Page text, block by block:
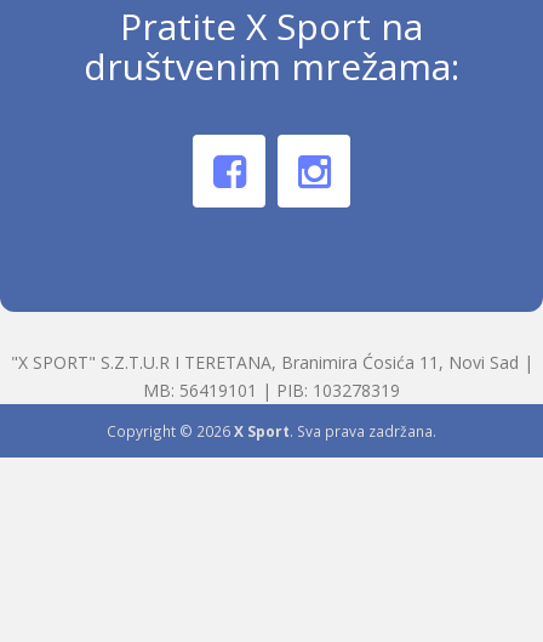
Pratite X Sport na
društvenim mrežama:
"X SPORT" S.Z.T.U.R I TERETANA, Branimira Ćosića 11, Novi Sad |
MB: 56419101 | PIB: 103278319
Copyright © 2026X Sport. Sva prava zadržana.